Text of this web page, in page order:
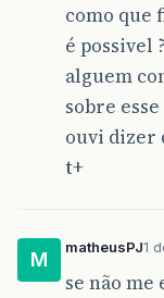
como que
é possivel
alguem
sobre esse
ouvi dizer
t+
M
matheusPJ1
se não me